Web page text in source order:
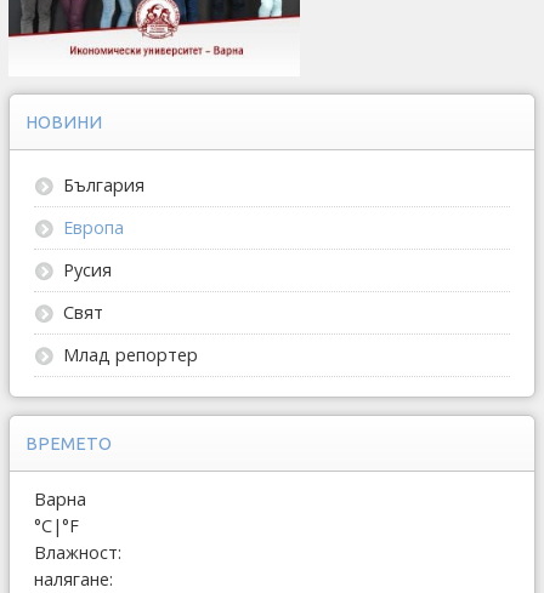
НОВИНИ
България
Европа
Русия
Свят
Млад репортер
ВРЕМЕТО
Варна
°C|°F
Влажност:
налягане: